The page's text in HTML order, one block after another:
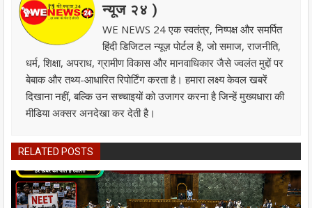
न्यूज २४ )
WE NEWS 24 एक स्वतंत्र, निष्पक्ष और समर्पित
हिंदी डिजिटल न्यूज़ पोर्टल है, जो समाज, राजनीति,
धर्म, शिक्षा, अपराध, ग्रामीण विकास और मानवाधिकार जैसे ज्वलंत मुद्दों पर
बेबाक और तथ्य-आधारित रिपोर्टिंग करता है। हमारा लक्ष्य केवल खबरें
दिखाना नहीं, बल्कि उन सच्चाइयों को उजागर करना है जिन्हें मुख्यधारा की
मीडिया अक्सर अनदेखा कर देती है।
RELATED POSTS